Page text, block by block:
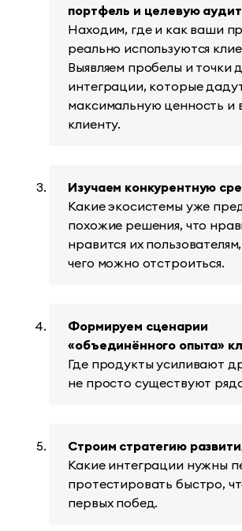
портфель и целевую
Находим, где и как ваши
реально используются
Выявляем пробелы и точки
интеграции, которые
максимальную ценность и
клиенту.
Изучаем конкурентную
Какие экосистемы уже
похожие решения, что
нравится их пользователям,
чего можно отстроиться.
Формируем сценарии
«объединённого опыта»
Где продукты усиливают
не просто существуют
Строим стратегию
Какие интеграции нужны
протестировать быстро,
первых побед.